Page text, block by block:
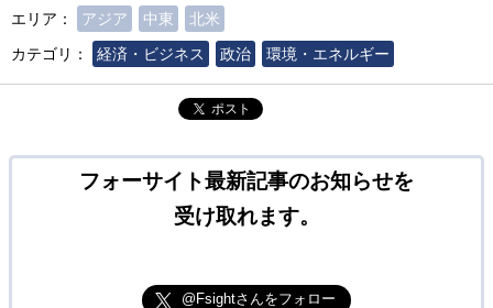
エリア：
アジア 中東
北米
カテゴリ：
経済・ビジネス 政治 環境・エネルギー
ポスト
フォーサイト最新記事のお知らせを
受け取れます。
@Fsightさんをフォロー